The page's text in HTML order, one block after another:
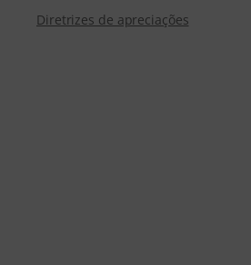
Diretrizes de apreciações